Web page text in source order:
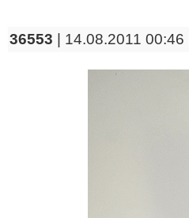
36553 | 14.08.2011 00:46 |